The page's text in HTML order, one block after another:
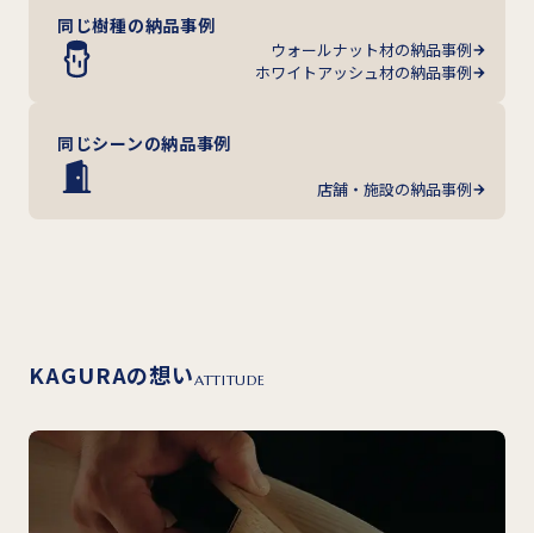
同じ樹種の納品事例
ウォールナット材の納品事例
ホワイトアッシュ材の納品事例
同じシーンの納品事例
店舗・施設の納品事例
KAGURAの想いATTITUDE